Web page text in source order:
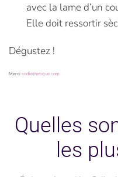
avec la lame d’un
Elle doit ressortir
Dégustez !
Mercisodiethetique.com
Quelles
les